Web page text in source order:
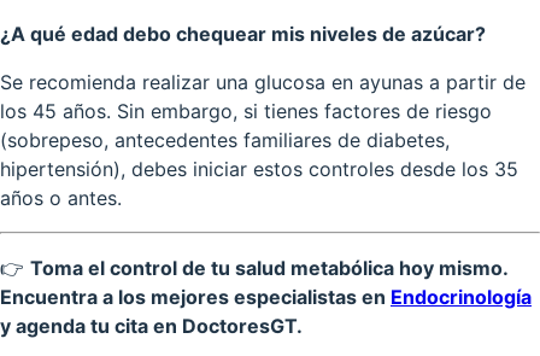
¿A qué edad debo chequear mis niveles de azúcar?
Se recomienda realizar una glucosa en ayunas a partir de
los 45 años. Sin embargo, si tienes factores de riesgo
(sobrepeso, antecedentes familiares de diabetes,
hipertensión), debes iniciar estos controles desde los 35
años o antes.
👉 Toma el control de tu salud metabólica hoy mismo.
Encuentra a los mejores especialistas en Endocrinología
y agenda tu cita en DoctoresGT.